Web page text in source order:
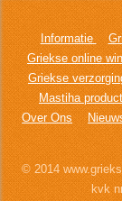
Informatie
Griekse online
Griekse
Mastiha
Over Ons
© 2014
kvk